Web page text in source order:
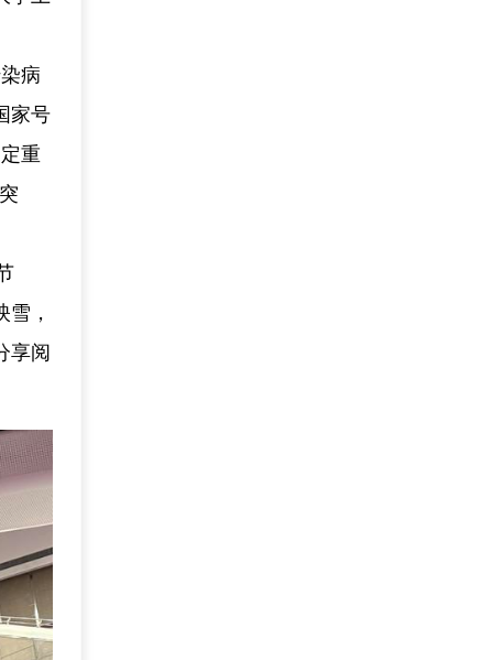
病
家号
重
，
享阅